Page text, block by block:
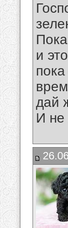
и
дай
И не